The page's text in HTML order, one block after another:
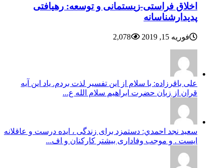
اخلاق فراستی-زیستمانی و توسعه: رهیافتی
پدیدارشناسانه
فوریه 15, 2019 2,078
علی باقرزاده: با سلام از این تفسیر لذت بردم. یاد این آیه
قران از زبان حضرت ابراهیم سلام الله ع...
سعيد نجد احمدي: دستمزد برای زندگی ، ایده درست و عاقلانه
ایست . و موجب وفاداری بیشتر کارکنان و اف...